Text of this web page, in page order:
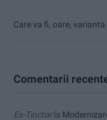
Care va fi, oare,
Comentarii
Ex-Tinctorla